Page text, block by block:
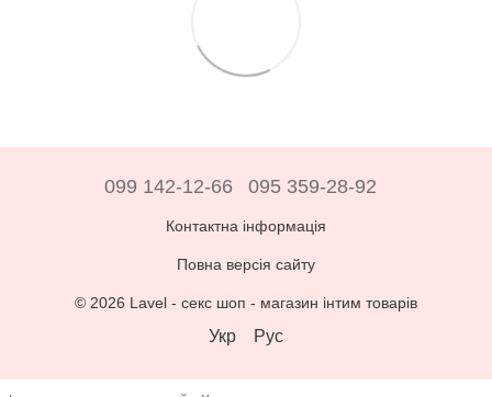
099 142-12-66 095 359-28-92
Контактна інформація
Повна версія сайту
© 2026 Lavel - секс шоп - магазин інтим товарів
Укр Рус